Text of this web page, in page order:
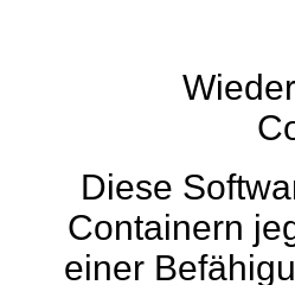
Diese
Containern
einer